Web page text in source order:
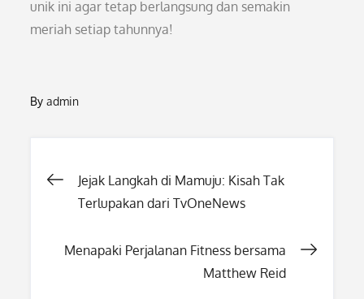
unik ini agar tetap berlangsung dan semakin
meriah setiap tahunnya!
Byadmin
Post
Jejak Langkah di Mamuju: Kisah Tak
Terlupakan dari TvOneNews
Menapaki Perjalanan Fitness bersama
Matthew Reid